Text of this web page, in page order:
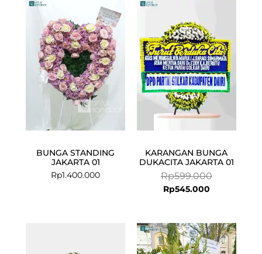
BUNGA STANDING
JAKARTA 01
Rp1.400.000
KARANGAN BUNGA
DUKACITA JAKARTA 01
Rp599.000
Rp599.000.
Rp545.000
Rp545.000.